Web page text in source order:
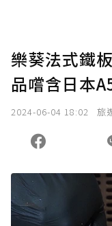
樂葵法式鐵
品嚐含日本
2024-06-04 18:02 旅